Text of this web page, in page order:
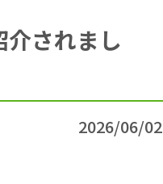
介されまし
2026/06/02